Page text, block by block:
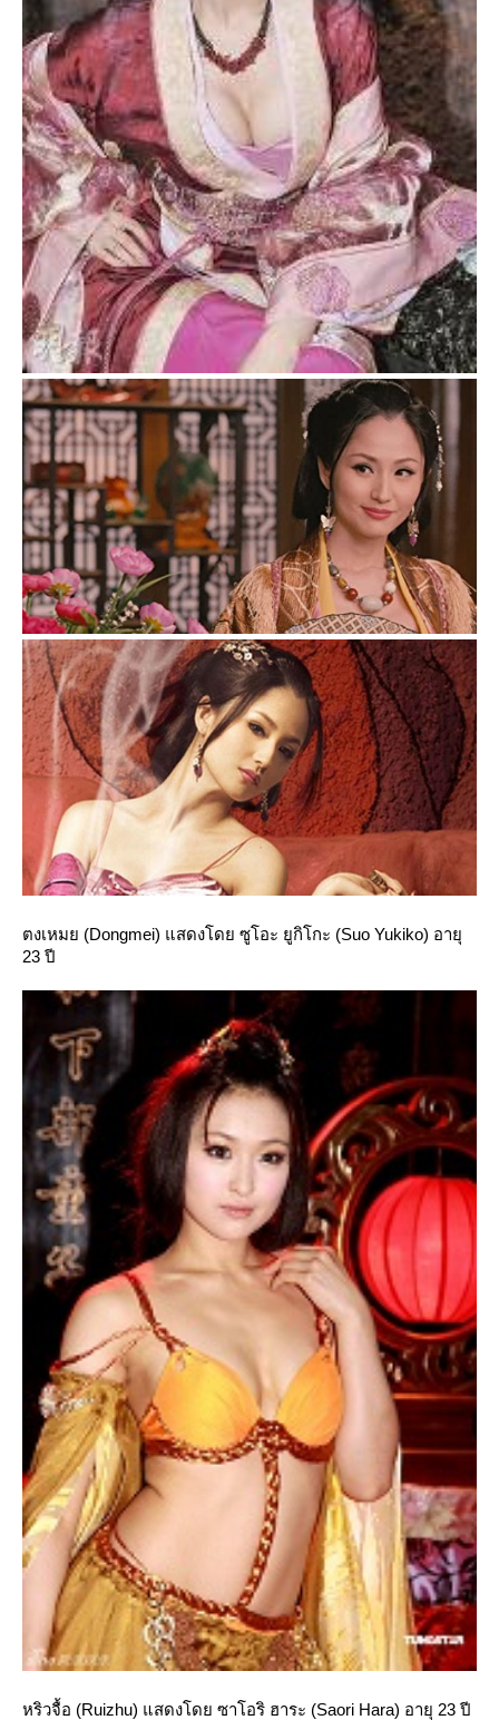
ตงเหมย (Dongmei) แสดงโดย ซูโอะ ยูกิโกะ (Suo Yukiko) อายุ
23 ปี
หริวจื้อ (Ruizhu) แสดงโดย ซาโอริ ฮาระ (Saori Hara) อายุ 23 ปี